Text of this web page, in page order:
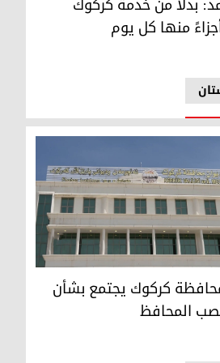
منها كل يوم
كركوك يجتمع بشأن تدوير منصب
كركوك يجتمع بشأن
المحافظ